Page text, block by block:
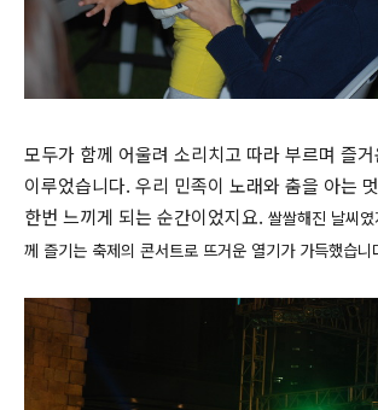
모두가 함께 어울려 소리치고 따라 부르며 즐
이루었습니다. 우리 민족이 노래와 춤을 아는
한번 느끼게 되는 순간이었지요. 쌀쌀해진 날씨
께 즐기는 축제의 콘서트로 뜨거운 열기가 가득했습니